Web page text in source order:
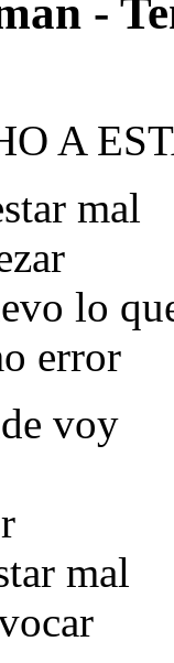
-
A
mal
lo
error
voy
mal